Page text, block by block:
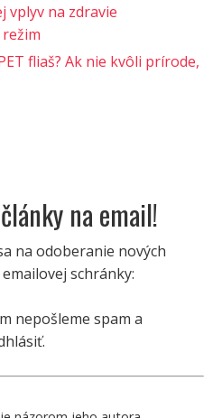
vplyv na zdravie
fliaš? Ak nie kvôli prírode,
na email!
na odoberanie nových
schránky:
nepošleme spam a